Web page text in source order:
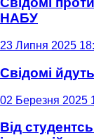
НАБУ
23 Липня 2025
Свідомі
02 Березня 2025
Від